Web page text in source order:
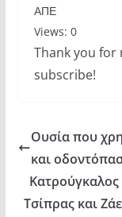
ΑΠΕ
Views: 0
Thank you
subscribe!
Ουσία που
και
Κατρούγκαλος
Τσίπρας και